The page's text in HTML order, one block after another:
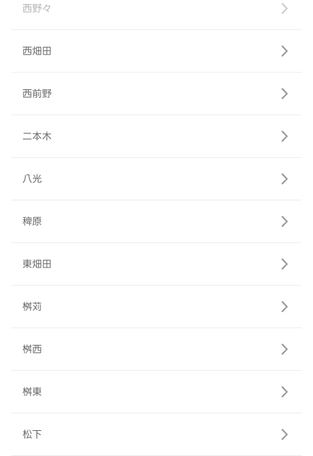
西野々
西畑田
西前野
二本木
八光
稗原
東畑田
桝苅
桝西
桝東
松下